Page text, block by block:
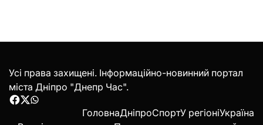
Усі права захищені. Інформаційно-новинний портал
міста Дніпро "Днепр Час".
Facebook
Twitter
WhatsApp
ГоловнаДніпроСпортУ регіоніУкраїна